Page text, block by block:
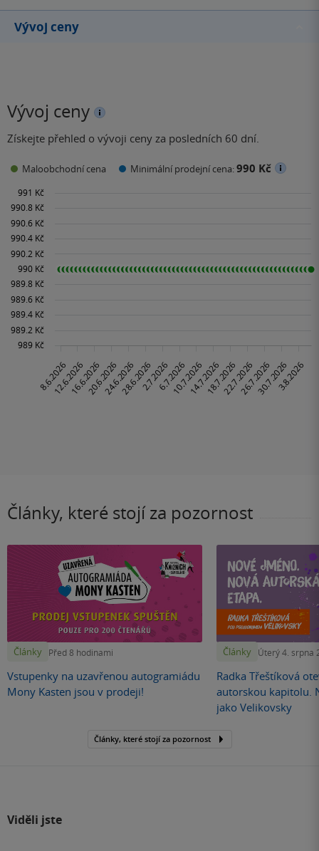
Vývoj ceny
Vývoj ceny
Získejte přehled o vývoji ceny za posledních 60 dní.
Maloobchodní cena Minimální prodejní cena:990 Kč
Články, které stojí za pozornost
Články Před 8 hodinami
Vstupenky na uzavřenou autogramiádu
Mony Kasten jsou v prodeji!
Články Úterý 4. srpna
Radka Třeštíková
autorskou kapitolu.
jako Velikovsky
Články, které stojí za pozornost
Viděli jste